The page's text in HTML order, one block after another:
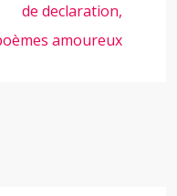
de declaration,
amoureux